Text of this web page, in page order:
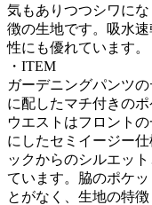
気もありつつシワに
徴の生地です。吸水
性にも優れています。
・ITEM
ガーデニングパンツ
に配したマチ付きの
ウエストはフロント
にしたセミイージー
ックからのシルエッ
ています。脇のポケ
とがなく、生地の特